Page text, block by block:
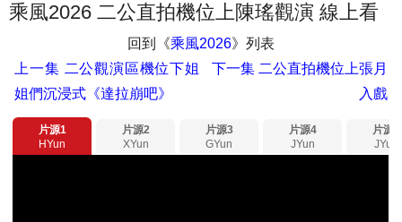
乘風2026 二公直拍機位上陳瑤觀演 線上看
回到《乘風2026》列表
上一集 二公觀演區機位下姐
姐們沉浸式《達拉崩吧》
下一集二公直拍機位上張月
入戲
片源1
HYun
片源2
XYun
片源3
GYun
片源4
JYun
片源5
JYun